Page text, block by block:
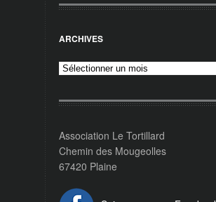
ARCHIVES
Archives
Association Le Tortillard
Chemin des Mougeolles
67420 Plaine